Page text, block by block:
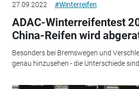
27.09.2022 #Winterreifen
ADAC-Winterreifentest
China-Reifen wird
Besonders bei Bremswegen und
genau hinzusehen - die Unterschiede